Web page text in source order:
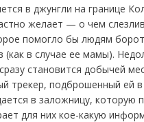
в джунгли на границе
желает — о чем
помогло бы людям
в случае ее мамы).
становится добычей
трекер, подброшенный ей
в заложницу, которую
для них кое-какую